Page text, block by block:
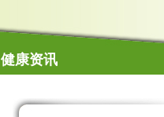
健康资讯